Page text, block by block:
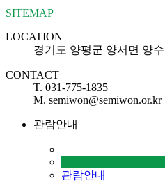
SITEMAP
LOCATION
경기도 양평군 양서면 양
CONTACT
T. 031-775-1835
M. semiwon@semiwon.or.kr
관람안내
관람안내